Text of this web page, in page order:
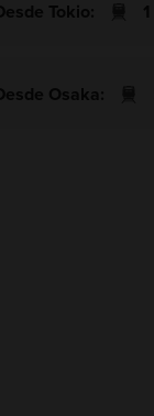
Tokio:
Osaka: